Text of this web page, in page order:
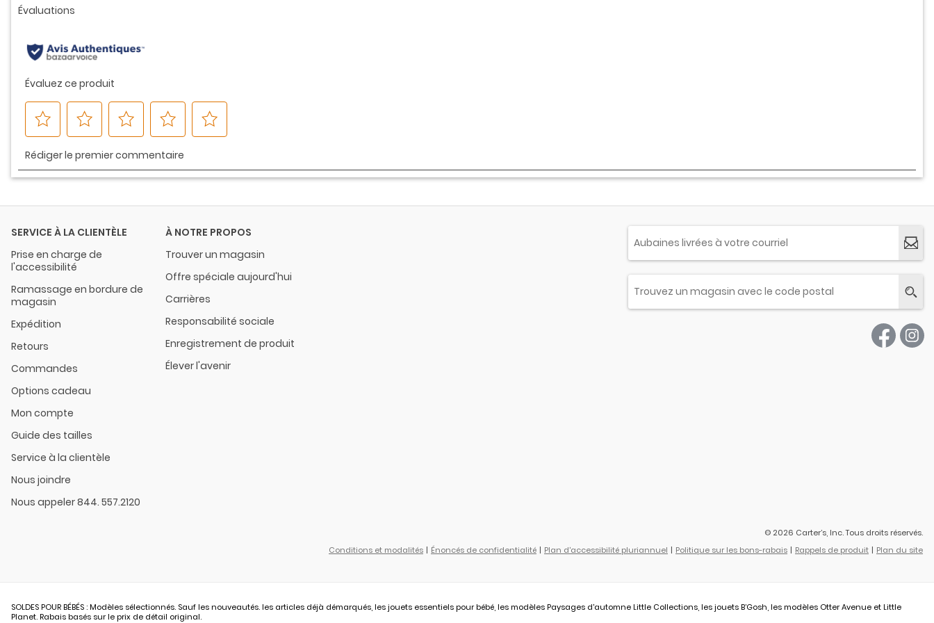
la
SERVICE À LA CLIENTÈLE
Prise en charge de
l'accessibilité
Ramassage en bordure de
magasin
Expédition
Retours
Commandes
Options cadeau
Mon compte
Guide des tailles
Service à la clientèle
Nous joindre
Nous appeler 844. 557.2120
À NOTRE PROPOS
Trouver un magasin
Offre spéciale aujourd'hui
Carrières
Responsabilité sociale
Enregistrement de produit
Élever l'avenir
© 2026 Carter’s, Inc. Tous droits réservés.
Conditions et modalités
Énoncés de confidentialité Plan d'accessibilité pluriannuel Politique sur les bons-rabais Rappels de produit Plan du site
SOLDES POUR BÉBÉS : Modèles sélectionnés. Sauf les nouveautés. les articles déjà démarqués, les jouets essentiels pour bébé, les modèles Paysages d'automne Little Collections, les jouets B’Gosh, les modèles Otter Avenue et Little
Planet. Rabais basés sur le prix de détail original.